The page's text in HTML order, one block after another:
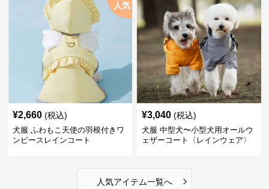
人気
¥2,660 (税込)
犬服 ふわもこ天使の羽根付きワ
ンピースレインコート
¥3,040 (税込)
犬服 中型犬〜小型犬用オールウ
ェザーコート〈レインウェア〉
人気アイテム一覧へ ›